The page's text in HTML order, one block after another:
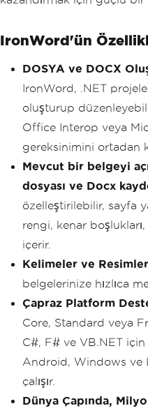
IronWord'ün
DOSYA ve DOCX
IronWord, .NET
oluşturup
Office Interop veya
gereksinimini ortadan
Mevcut bir belgeyi
dosyası ve Docx
özelleştirilebilir, sayfa
rengi, kenar
içerir.
Kelimeler ve
belgelerinize hızlıca
Çapraz Platform
Core, Standard veya
C#, F# ve VB.NET
Android, Windows ve
çalışır.
Dünya Çapında,